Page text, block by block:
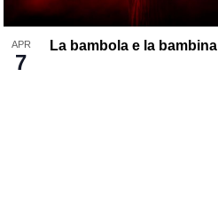
APR
7
La bambola e la bambina